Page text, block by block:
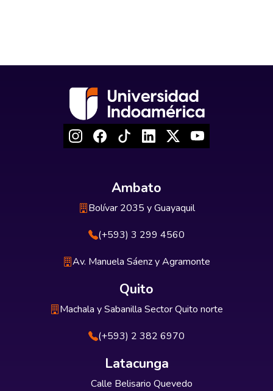
Ambato
Bolívar 2035 y Guayaquil
(+593) 3 299 4560
Av. Manuela Sáenz y Agramonte
Quito
Machala y Sabanilla Sector Quito norte
(+593) 2 382 6970
Latacunga
Calle Belisario Quevedo